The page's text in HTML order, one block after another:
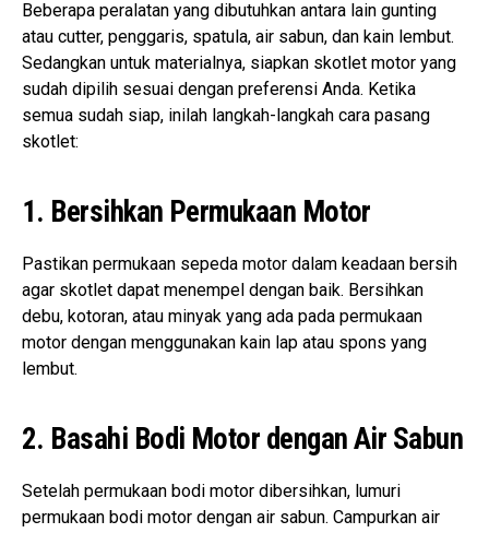
Beberapa peralatan yang dibutuhkan antara lain gunting
atau cutter, penggaris, spatula, air sabun, dan kain lembut.
Sedangkan untuk materialnya, siapkan skotlet motor yang
sudah dipilih sesuai dengan preferensi Anda. Ketika
semua sudah siap, inilah langkah-langkah cara pasang
skotlet:
1. Bersihkan Permukaan Motor
Pastikan permukaan sepeda motor dalam keadaan bersih
agar skotlet dapat menempel dengan baik. Bersihkan
debu, kotoran, atau minyak yang ada pada permukaan
motor dengan menggunakan kain lap atau spons yang
lembut.
2. Basahi Bodi Motor dengan Air Sabun
Setelah permukaan bodi motor dibersihkan, lumuri
permukaan bodi motor dengan air sabun. Campurkan air